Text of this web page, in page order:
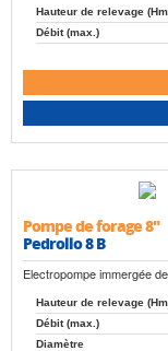
Hauteur de relevage
Débit (max.)
Pompe de forage 8"
Pedrollo 8 B
Electropompe immergée de
Hauteur de relevage
Débit (max.)
Diamètre